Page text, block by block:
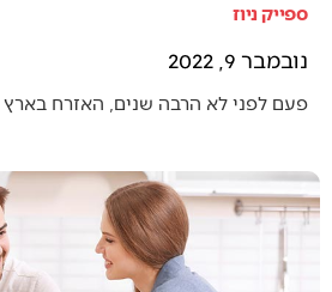
ספייק ניוז
נובמבר 9, 2022
פעם לפני לא הרבה שנים, האזרח